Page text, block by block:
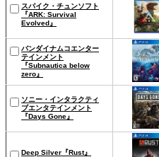
スパイク・チュンソフト
『ARK: Survival
Evolved』
バンダイナムコエンター
テインメント
『Subnautica below
zero』
ソニー・インタラクティ
ブエンタテインメント
『Days Gone』
Deep Silver『Rust』